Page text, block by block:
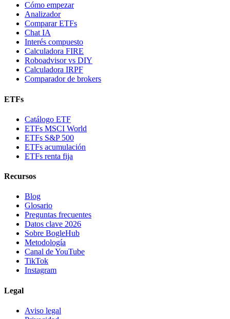
Cómo empezar
Analizador
Comparar ETFs
Chat IA
Interés compuesto
Calculadora FIRE
Roboadvisor vs DIY
Calculadora IRPF
Comparador de brokers
ETFs
Catálogo ETF
ETFs MSCI World
ETFs S&P 500
ETFs acumulación
ETFs renta fija
Recursos
Blog
Glosario
Preguntas frecuentes
Datos clave 2026
Sobre BogleHub
Metodología
Canal de YouTube
TikTok
Instagram
Legal
Aviso legal